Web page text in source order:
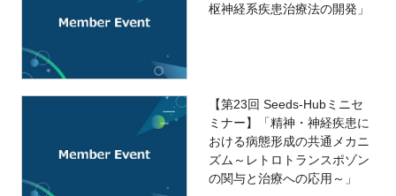
枢神経系疾患治療法の開発」
【第23回 Seeds-Hubミニセ
ミナー】「精神・神経疾患に
おける病態形成の共通メカニ
ズム～レトロトランスポゾン
の関与と治療への応用～」